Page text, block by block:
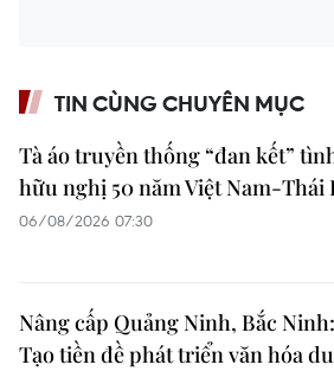
TIN CÙNG CHUYÊN MỤC
Tà áo truyền thống “đan kết”
hữu nghị 50 năm Việt Nam-Thái
06/08/2026 07:30
Nâng cấp Quảng Ninh, Bắc Ninh:
Tạo tiền đề phát triển văn hóa